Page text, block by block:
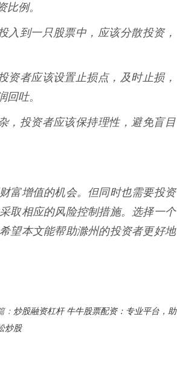
例。
入到一只股票中，应该分散投资，
资者应该设置止损点，及时止损，
吐。
，投资者应该保持理性，避免盲目
富增值的机会。但同时也需要投资
取相应的风险控制措施。选择一个
望本文能帮助滁州的投资者更好地
： 炒股融资杠杆 牛牛股票配资：专业平台，助
炒股